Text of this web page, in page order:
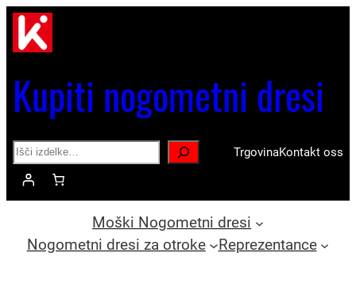
Kupiti nogometni dresi
Search TrgovinaKontakt oss
Moški Nogometni dresi
Nogometni dresi za otroke
Reprezentance